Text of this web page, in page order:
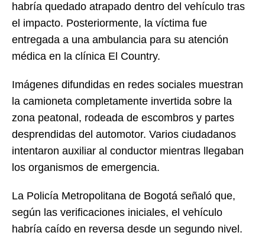
habría quedado atrapado dentro del vehículo tras
el impacto. Posteriormente, la víctima fue
entregada a una ambulancia para su atención
médica en la clínica El Country.
Imágenes difundidas en redes sociales muestran
la camioneta completamente invertida sobre la
zona peatonal, rodeada de escombros y partes
desprendidas del automotor. Varios ciudadanos
intentaron auxiliar al conductor mientras llegaban
los organismos de emergencia.
La Policía Metropolitana de Bogotá señaló que,
según las verificaciones iniciales, el vehículo
habría caído en reversa desde un segundo nivel.